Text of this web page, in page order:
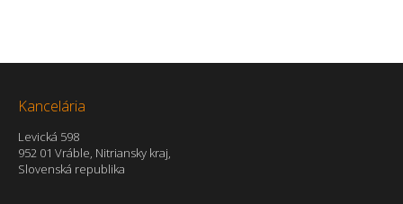
Kancelária
Levická 598
952 01 Vráble, Nitriansky kraj,
Slovenská republika